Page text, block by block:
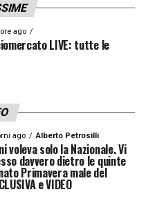
ago
LIVE: tutte le
ago Alberto Petrosilli
voleva solo la Nazionale. Vi
davvero dietro le quinte
Primavera male del
e VIDEO